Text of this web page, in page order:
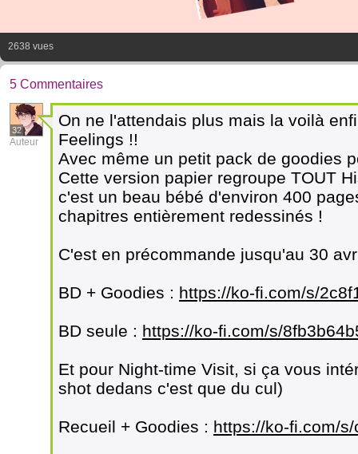
2638 vues
5 Commentaires
32
Auteur
On ne l'attendais plus mais la voilà
Feelings !!
Avec même un petit pack de goodies
Cette version papier regroupe TOUT
c'est un beau bébé d'environ 400
chapitres entièrement redessinés !
C'est en précommande jusqu'au 30
BD + Goodies : https://ko-fi.com/s/
BD seule : https://ko-fi.com/s/
Et pour Night-time Visit, si ça vous
shot dedans c'est que du cul)
Recueil + Goodies : https://ko-fi.com/